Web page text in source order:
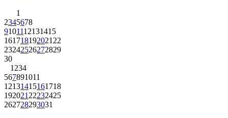
1
2345678
9101112131415
161718192021 22
23242526272829
30
1 234
567891011
12131415161718
192021 22232425
262728293031